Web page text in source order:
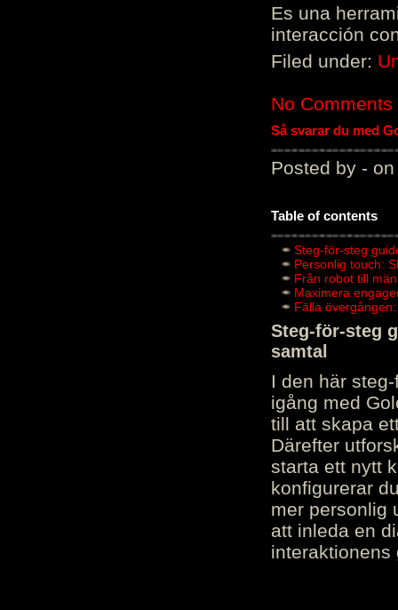
Es una
interacción
Filed under:
No Comments
Så svarar du med
Posted by - on
Table of contents
Steg-för-steg
Personlig touch:
Från robot till
Maximera
Fälla
Steg-för-steg
samtal
I den här
igång med
till att skapa
Därefter
starta ett nytt
konfigurerar
mer personlig
att inleda en
interaktionens